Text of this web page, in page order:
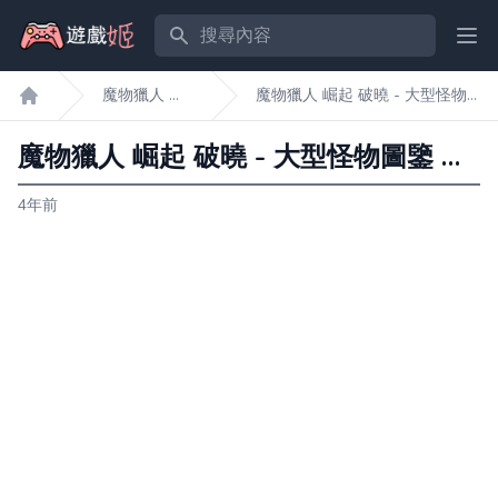
搜尋內容
遊戲姬首頁
魔物獵人 崛
起 破曉
魔物獵人 崛起 破曉 - 大型怪物
圖鑒 冰人魚龍
魔物獵人 崛起 破曉 - 大型怪物圖鑒 冰人魚龍
4年前